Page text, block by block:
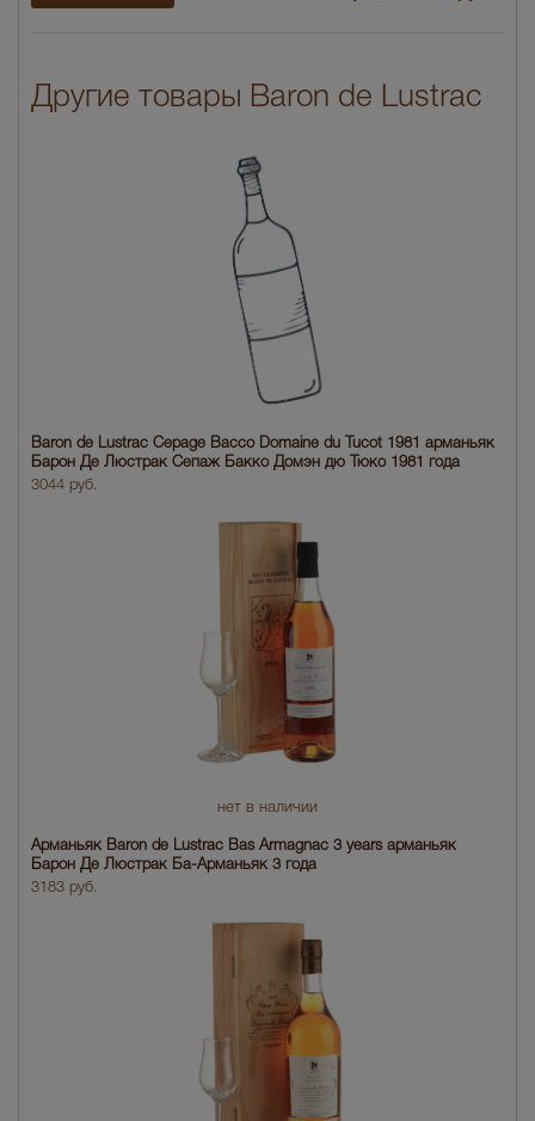
Другие товары Baron de Lustrac
Baron de Lustrac Cepage Bacco Domaine du Tucot 1981 арманьяк
Барон Де Люстрак Сепаж Бакко Домэн дю Тюко 1981 года
3044 руб.
нет в наличии
Арманьяк Baron de Lustrac Bas Armagnac 3 years арманьяк
Барон Де Люстрак Ба-Арманьяк 3 года
3183 руб.